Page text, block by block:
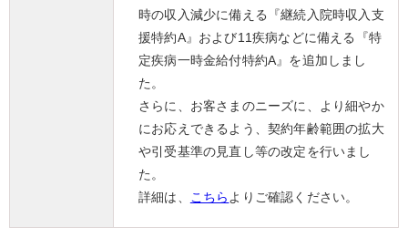
時の収入減少に備える『継続入院時収入支
援特約A』および11疾病などに備える『特
定疾病一時金給付特約A』を追加しまし
た。
さらに、お客さまのニーズに、より細やか
にお応えできるよう、契約年齢範囲の拡大
や引受基準の見直し等の改定を行いまし
た。
詳細は、
こちら よりご確認ください。